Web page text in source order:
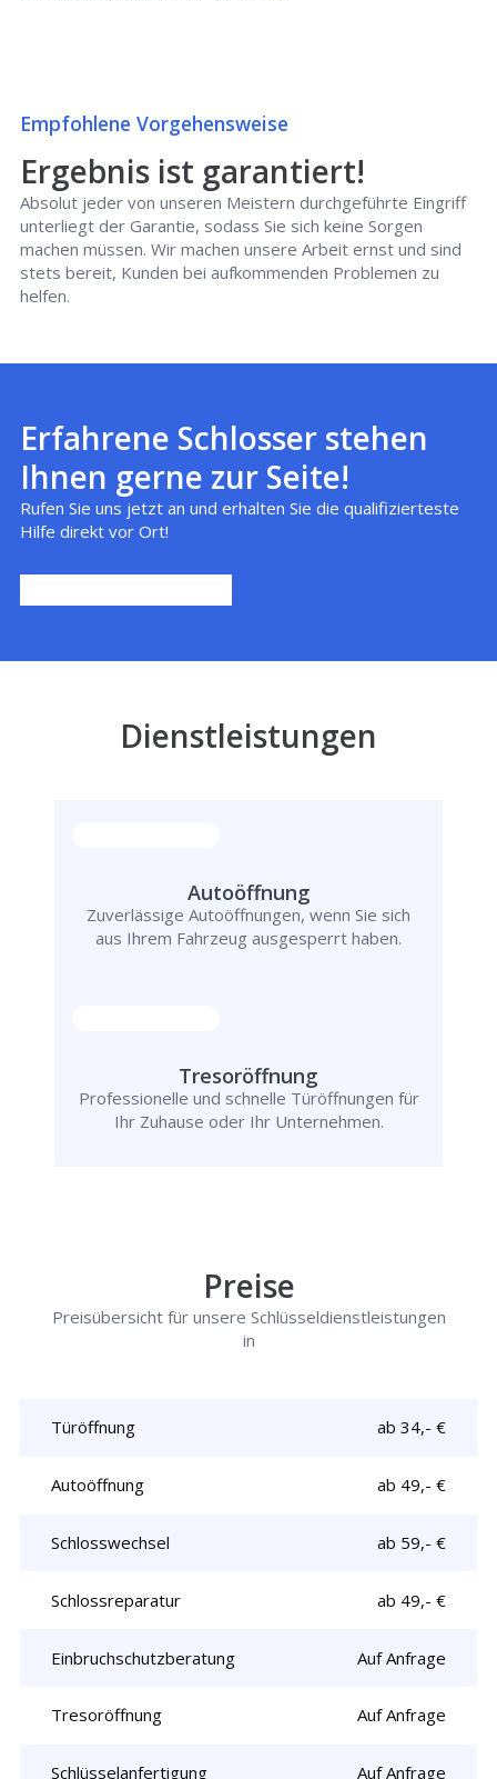
Empfohlene Vorgehensweise
Ergebnis ist garantiert!
Absolut jeder von unseren Meistern durchgeführte Eingriff
unterliegt der Garantie, sodass Sie sich keine Sorgen
machen müssen. Wir machen unsere Arbeit ernst und sind
stets bereit, Kunden bei aufkommenden Problemen zu
helfen.
Erfahrene Schlosser stehen
Ihnen gerne zur Seite!
Rufen Sie uns jetzt an und erhalten Sie die qualifizierteste
Hilfe direkt vor Ort!
Dienstleistungen
Autoöffnung
Zuverlässige Autoöffnungen, wenn Sie sich
aus Ihrem Fahrzeug ausgesperrt haben.
Tresoröffnung
Professionelle und schnelle Türöffnungen für
Ihr Zuhause oder Ihr Unternehmen.
Preise
Preisübersicht für unsere Schlüsseldienstleistungen
in
Türöffnung ab 34,- €
Autoöffnung ab 49,- €
Schlosswechsel ab 59,- €
Schlossreparatur ab 49,- €
Einbruchschutzberatung Auf Anfrage
Tresoröffnung Auf Anfrage
Schlüsselanfertigung Auf Anfrage